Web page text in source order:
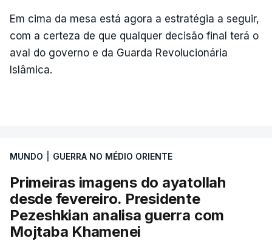
Em cima da mesa está agora a estratégia a seguir,
com a certeza de que qualquer decisão final terá o
aval do governo e da Guarda Revolucionária
Islâmica.
MUNDO GUERRA NO MÉDIO ORIENTE
Primeiras imagens do ayatollah
desde fevereiro. Presidente
Pezeshkian analisa guerra com
Mojtaba Khamenei